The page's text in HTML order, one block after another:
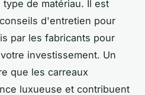
de matériau. Il est
d'entretien pour
par les fabricants pour
investissement. Un
que les carreaux
luxueuse et contribuent